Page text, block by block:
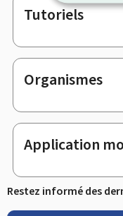
Tutoriels
Organismes
Application
Restez informé des